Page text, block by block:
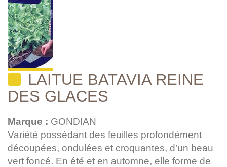
LAITUE BATAVIA REINE
DES GLACES
Marque : GONDIAN
Variété possédant des feuilles profondément
découpées, ondulées et croquantes, d’un beau
vert foncé. En été et en automne, elle forme de